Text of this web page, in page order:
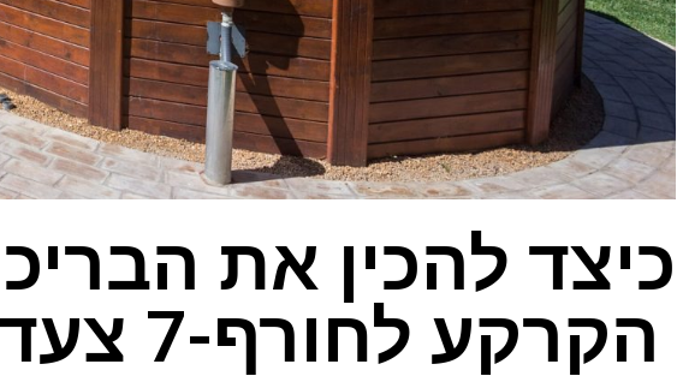
כיצד להכין את
הקרקע לחורף-7 צעדים פשוטים